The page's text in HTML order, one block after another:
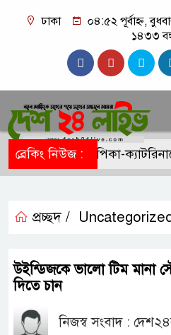
ঢাকা
০৪:৫২ পূর্বাহ্ন,
১৪৩৩
ব্রেকিং নিউজ :দীপিকা-
প্রচ্ছদ /
উইন্ডিজকে ভালো টিম মানা
দিতে চান
নিজস্ব সংবাদ :